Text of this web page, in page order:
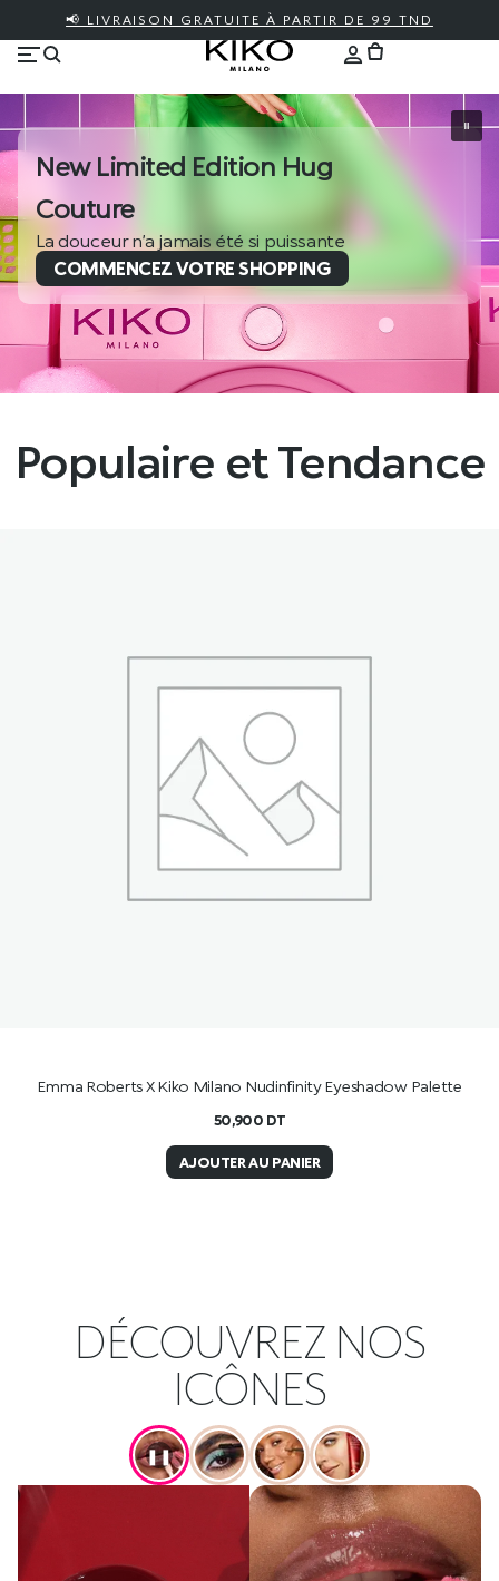
📢 LIVRAISON GRATUITE À PARTIR DE 99 TND
New Limited Edition Hug
Couture
La douceur n’a jamais été si puissante
COMMENCEZ VOTRE SHOPPING
Populaire et Tendance
Emma Roberts X Kiko Milano Nudinfinity Eyeshadow Palette
50,900 DT
AJOUTER AU PANIER
DÉCOUVREZ NOS
ICÔNES
❚❚